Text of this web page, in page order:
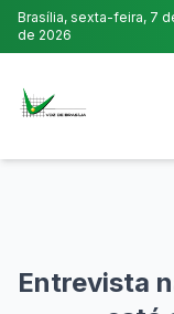
Brasília, sexta-feira, 7
de 2026
Entrevista